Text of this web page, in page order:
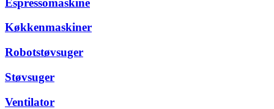
Køkkenmaskiner
Robotstøvsuger
Støvsuger
Ventilator